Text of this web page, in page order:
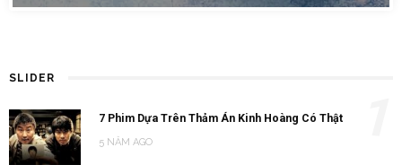
SLIDER
7 Phim Dựa Trên Thảm Án Kinh Hoàng Có Thật
5 NĂM AGO